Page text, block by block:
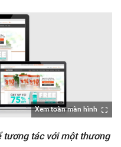
Xem toàn màn hình
tương tác với một thương